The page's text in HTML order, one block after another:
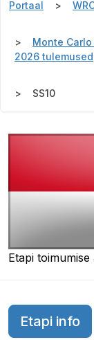
Portaal
Monte
2026 tulemused
SS10
Etapi
Etapi info